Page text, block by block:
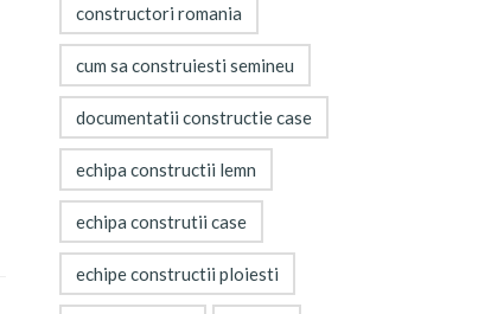
constructori romania
cum sa construiesti semineu
documentatii constructie case
echipa constructii lemn
echipa construtii case
echipe constructii ploiesti